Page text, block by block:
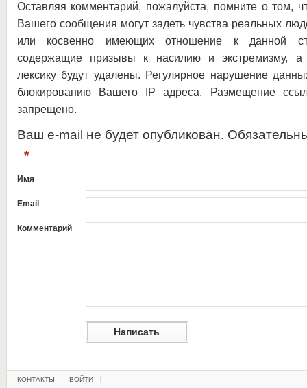
Оставляя комментарий, пожалуйста, помните о том,
Вашего сообщения могут задеть чувства реальных
или косвенно имеющих отношение к данной
содержащие призывы к насилию и экстремизму, а
лексику будут удалены. Регулярное нарушение
блокированию Вашего IP адреса. Размещение
запрещено.
Ваш e-mail не будет опубликован.
*
Имя
Email
Комментарий
КОНТАКТЫ ВОЙТИ